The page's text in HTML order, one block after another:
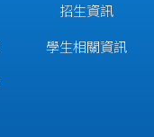
招生資訊
學生相關資訊